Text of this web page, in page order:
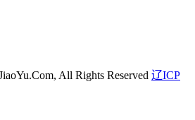
All Rights Reserved 辽ICP